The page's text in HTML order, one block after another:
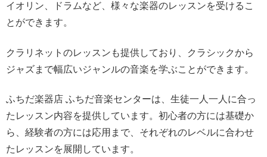
イオリン、ドラムなど、様々な楽器のレッスンを受けるこ
とができます。
クラリネットのレッスンも提供しており、クラシックから
ジャズまで幅広いジャンルの音楽を学ぶことができます。
ふちだ楽器店 ふちだ音楽センターは、生徒一人一人に合っ
たレッスン内容を提供しています。初心者の方には基礎か
ら、経験者の方には応用まで、それぞれのレベルに合わせ
たレッスンを展開しています。